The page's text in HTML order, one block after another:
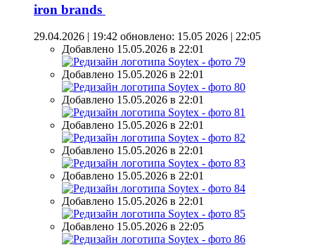
iron brands
29.04.2026 | 19:42 обновлено: 15.05 2026 | 22:05
Добавлено 15.05.2026 в 22:01
Добавлено 15.05.2026 в 22:01
Добавлено 15.05.2026 в 22:01
Добавлено 15.05.2026 в 22:01
Добавлено 15.05.2026 в 22:01
Добавлено 15.05.2026 в 22:01
Добавлено 15.05.2026 в 22:01
Добавлено 15.05.2026 в 22:05